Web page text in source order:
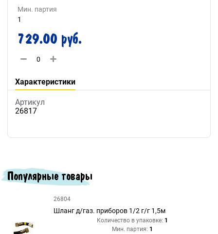
Мин. партия
1
729.00 руб.
Характеристики
Артикул
26817
Популярные товары
26804
Шланг д/газ. приборов 1/2 г/г 1,5м
Количество в упаковке: 1
Мин. партия: 1